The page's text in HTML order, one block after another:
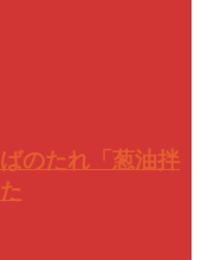
のたれ「葱油拌